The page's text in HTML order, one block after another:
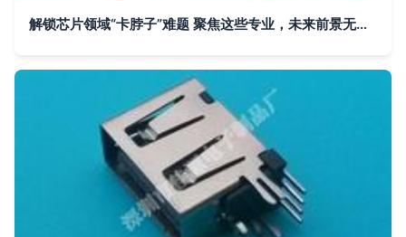
解锁芯片领域“卡脖子”难题 聚焦这些专业，未来前景无限光明